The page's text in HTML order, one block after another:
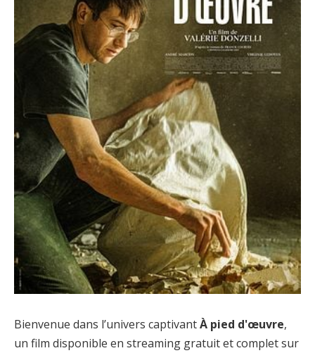
Bienvenue dans l’univers captivantÀ pied d'œuvre,
un film disponible en streaming gratuit et complet sur